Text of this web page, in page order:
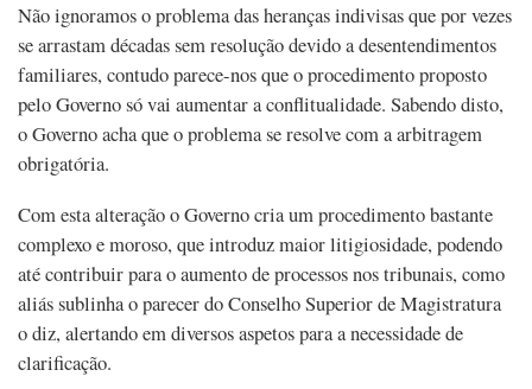
Não ignoramos o problema das heranças indivisas que por vezes
se arrastam décadas sem resolução devido a desentendimentos
familiares, contudo parece-nos que o procedimento proposto
pelo Governo só vai aumentar a conflitualidade. Sabendo disto,
o Governo acha que o problema se resolve com a arbitragem
obrigatória.
Com esta alteração o Governo cria um procedimento bastante
complexo e moroso, que introduz maior litigiosidade, podendo
até contribuir para o aumento de processos nos tribunais, como
aliás sublinha o parecer do Conselho Superior de Magistratura
o diz, alertando em diversos aspetos para a necessidade de
clarificação.